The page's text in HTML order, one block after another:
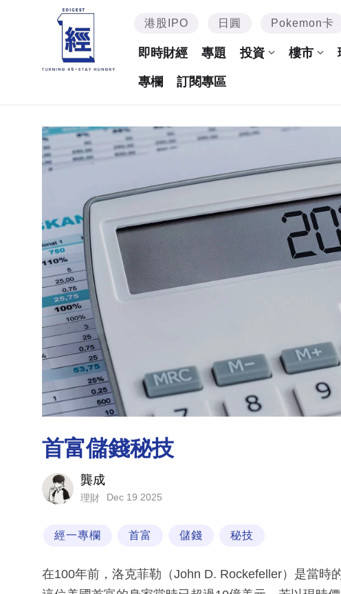
港股IPO 日圓 Pokemon卡
即時財經 專題 投資 樓市
專欄 訂閱專區
首富儲錢秘技
龔成
理財 Dec 19 2025
經一專欄 首富 儲錢 秘技
在100年前，洛克菲勒（John D. Rockefeller）是當時